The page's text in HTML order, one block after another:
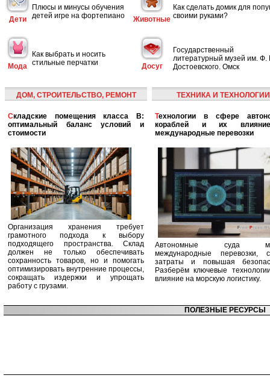
Дети
Плюсы и минусы обучения
детей игре на фортепиано
Животные
Как сделать домик для
своими руками?
Мода
Как выбрать и носить
стильные перчатки
Досуг
Государственный
литературный музей им. Ф.
Достоевского. Омск
ДОМ, СТРОИТЕЛЬСТВО, РЕМОНТ
Складские помещения класса B:
оптимальный баланс условий и
стоимости
Организация хранения требует
грамотного подхода к выбору
подходящего пространства. Склад
должен не только обеспечивать
сохранность товаров, но и помогать
оптимизировать внутренние процессы,
сокращать издержки и упрощать
работу с грузами.
ТЕХНИКА И ТЕХНОЛОГИИ
Технологии в сфере автономных
кораблей и их
международные перевозки
Автономные суда
международные перевозки,
затраты и повышая
Разберём ключевые
влияние на морскую логистику.
ПОЛЕЗНЫЕ РЕСУРСЫ